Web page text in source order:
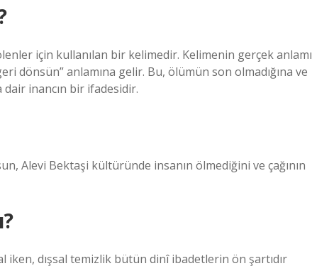
için kullanılan bir kelimedir. Kelimenin gerçek anlamı
dönsün” anlamına gelir. Bu, ölümün son olmadığına ve
inancın bir ifadesidir.
Alevi Bektaşi kültüründe insanın ölmediğini ve çağının
dışsal temizlik bütün dinî ibadetlerin ön şartıdır